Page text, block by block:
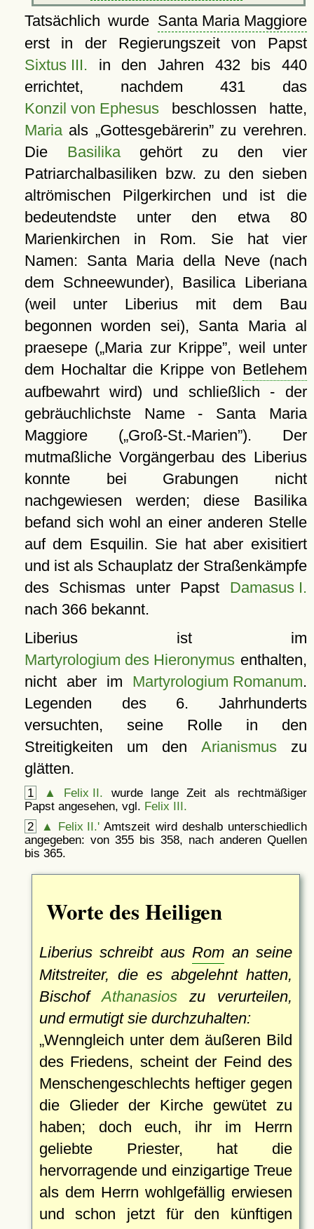
Tatsächlich wurde Santa Maria Maggiore
erst in der Regierungszeit von Papst
Sixtus III. in den Jahren 432 bis 440
errichtet, nachdem 431 das
Konzil von Ephesusbeschlossen hatte,
Mariaals Gottesgebärerin zu verehren.
Die Basilikagehört zu den vier
Patriarchalbasiliken bzw. zu den sieben
altrömischen Pilgerkirchen und ist die
bedeutendste unter den etwa 80
Marienkirchen in Rom. Sie hat vier
Namen: Santa Maria della Neve (nach
dem Schneewunder), Basilica Liberiana
(weil unter Liberius mit dem Bau
begonnen worden sei), Santa Maria al
praesepe ( Maria zur Krippe , weil unter
dem Hochaltar die Krippe von Betlehem
aufbewahrt wird) und schließlich - der
gebräuchlichste Name - Santa Maria
Maggiore ( Groß-St.-Marien ). Der
mutmaßliche Vorgängerbau des Liberius
konnte bei Grabungen nicht
nachgewiesen werden; diese Basilika
befand sich wohl an einer anderen Stelle
auf dem Esquilin. Sie hat aber exisitiert
und ist als Schauplatz der Straßenkämpfe
des Schismas unter Papst Damasus I.
nach 366 bekannt.
Liberius ist im
Martyrologium des Hieronymusenthalten,
nicht aber im Martyrologium Romanum.
Legenden des 6. Jahrhunderts
versuchten, seine Rolle in den
Streitigkeiten um den Arianismuszu
glätten.
1 ▲ Felix II. wurde lange Zeit als rechtmäßiger
Papst angesehen, vgl. Felix III.
2
▲ Felix II.' Amtszeit wird deshalb unterschiedlich
angegeben: von 355 bis 358, nach anderen Quellen
bis 365.
Worte des Heiligen
Liberius schreibt aus Rom an seine
Mitstreiter, die es abgelehnt hatten,
BischofAthanasioszu verurteilen,
und ermutigt sie durchzuhalten:
Wenngleich unter dem äußeren Bild
des Friedens, scheint der Feind des
Menschengeschlechts heftiger gegen
die Glieder der Kirche gewütet zu
haben; doch euch, ihr im Herrn
geliebte Priester, hat die
hervorragende und einzigartige Treue
als dem Herrn wohlgefällig erwiesen
und schon jetzt für den künftigen